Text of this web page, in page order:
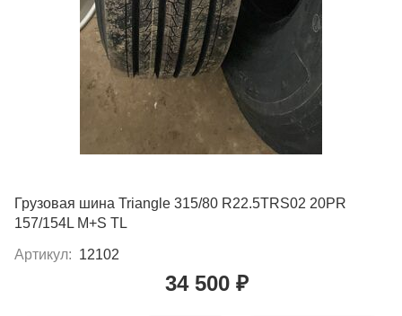
Грузовая шина Triangle 315/80 R22.5TRS02 20PR
157/154L M+S TL
Артикул: 12102
34 500 ₽